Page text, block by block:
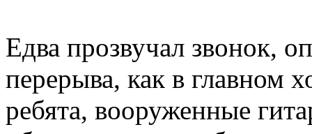
Едва прозвучал звонок,
перерыва, как в главном
ребята, вооруженные